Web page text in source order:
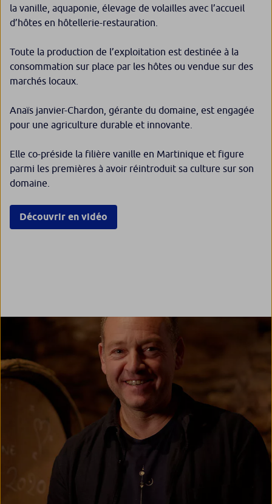
la vanille, aquaponie, élevage de volailles avec l’accueil
d’hôtes en hôtellerie-restauration.
Toute la production de l’exploitation est destinée à la
consommation sur place par les hôtes ou vendue sur des
marchés locaux.
Anaïs janvier-Chardon, gérante du domaine, est engagée
pour une agriculture durable et innovante.
Elle co-préside la filière vanille en Martinique et figure
parmi les premières à avoir réintroduit sa culture sur son
domaine.
Découvrir en vidéo